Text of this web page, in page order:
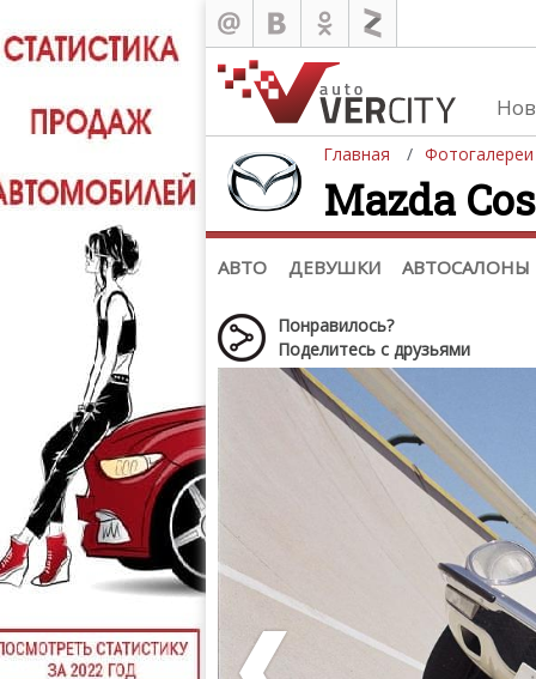
Главная Фотогалереи
Mazda
АВТО ДЕВУШКИ АВТОСАЛОНЫ
Автомобили
Последние добавления
Список марок
(+1102)
Понравилось?
Поделитесь с друзьями